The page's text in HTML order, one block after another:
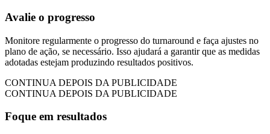
Avalie o progresso
Monitore regularmente o progresso do turnaround e faça ajustes no
plano de ação, se necessário. Isso ajudará a garantir que as medidas
adotadas estejam produzindo resultados positivos.
CONTINUA DEPOIS DA PUBLICIDADE
CONTINUA DEPOIS DA PUBLICIDADE
Foque em resultados